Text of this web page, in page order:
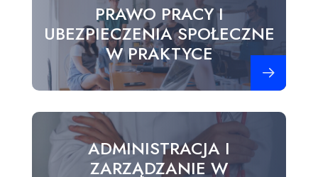
PRAWO PRACY I
UBEZPIECZENIA SPOŁECZNE
W PRAKTYCE
ADMINISTRACJA I
ZARZĄDZANIE W